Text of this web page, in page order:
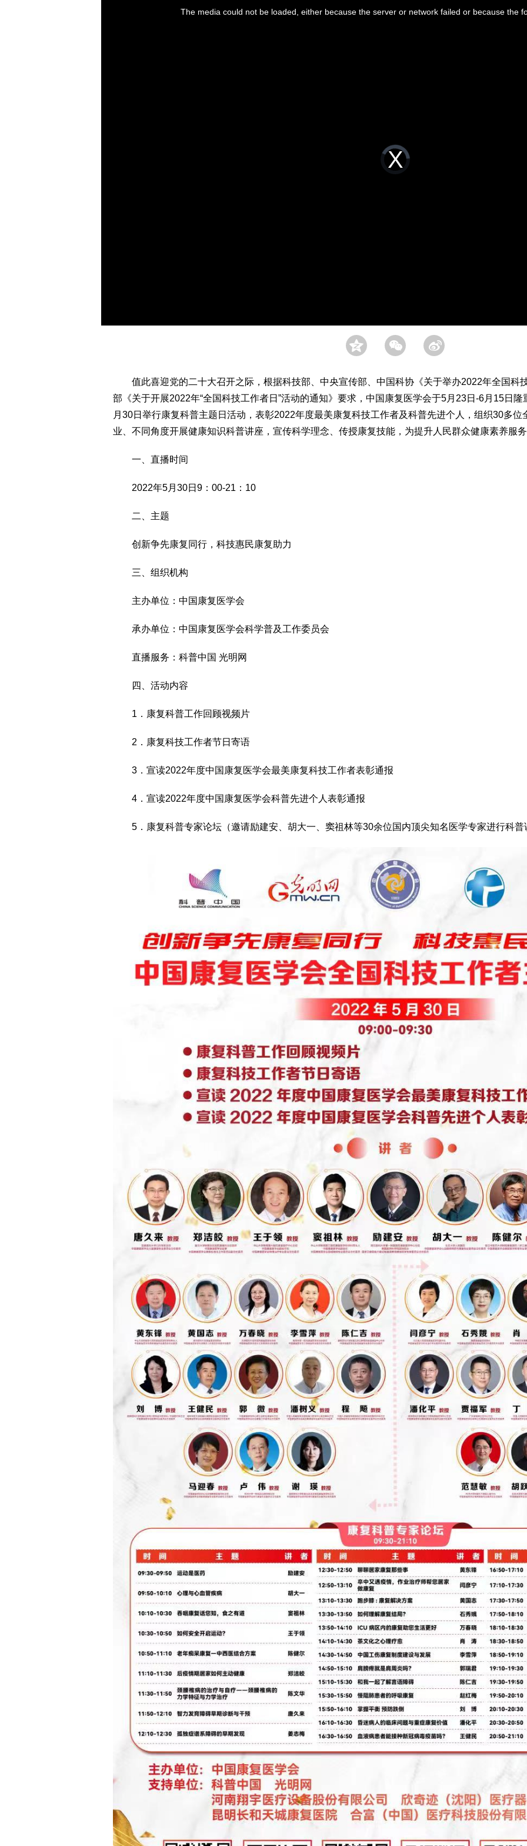
Video
Player
loading.
The media could not be loaded, either because the server or network failed or because the
值此喜迎党的二十大召开之际，根据科技部、中央宣传部、中国科协《关于举办2022年全国科
部《关于开展2022年“全国科技工作者日”活动的通知》要求，中国康复医学会于5月23日-6月15日
月30日举行康复科普主题日活动，表彰2022年度最美康复科技工作者及科普先进个人，组织30多
业、不同角度开展健康知识科普讲座，宣传科学理念、传授康复技能，为提升人民群众健康素养服
一、直播时间
2022年5月30日9：00-21：10
二、主题
创新争先康复同行，科技惠民康复助力
三、组织机构
主办单位：中国康复医学会
承办单位：中国康复医学会科学普及工作委员会
直播服务：科普中国 光明网
四、活动内容
1．康复科普工作回顾视频片
2．康复科技工作者节日寄语
3．宣读2022年度中国康复医学会最美康复科技工作者表彰通报
4．宣读2022年度中国康复医学会科普先进个人表彰通报
5．康复科普专家论坛（邀请励建安、胡大一、窦祖林等30余位国内顶尖知名医学专家进行科普